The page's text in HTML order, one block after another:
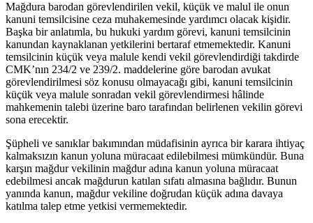
Mağdura barodan görevlendirilen vekil, küçük ve malul ile onun
kanuni temsilcisine ceza muhakemesinde yardımcı olacak kişidir.
Başka bir anlatımla, bu hukuki yardım görevi, kanuni temsilcinin
kanundan kaynaklanan yetkilerini bertaraf etmemektedir. Kanuni
temsilcinin küçük veya malule kendi vekil görevlendirdiği takdirde
CMK’nın 234/2 ve 239/2. maddelerine göre barodan avukat
görevlendirilmesi söz konusu olmayacağı gibi, kanuni temsilcinin
küçük veya malule sonradan vekil görevlendirmesi hâlinde
mahkemenin talebi üzerine baro tarafından belirlenen vekilin görevi
sona erecektir.
Şüpheli ve sanıklar bakımından müdafisinin ayrıca bir karara ihtiyaç
kalmaksızın kanun yoluna müracaat edilebilmesi mümkündür. Buna
karşın mağdur vekilinin mağdur adına kanun yoluna müracaat
edebilmesi ancak mağdurun katılan sıfatı almasına bağlıdır. Bunun
yanında kanun, mağdur vekiline doğrudan küçük adına davaya
katılma talep etme yetkisi vermemektedir.